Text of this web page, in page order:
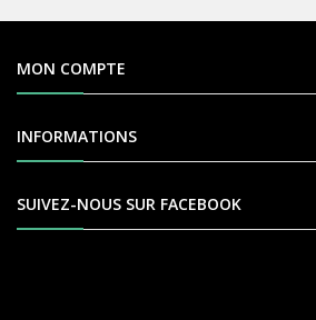
MON COMPTE
INFORMATIONS
SUIVEZ-NOUS SUR FACEBOOK